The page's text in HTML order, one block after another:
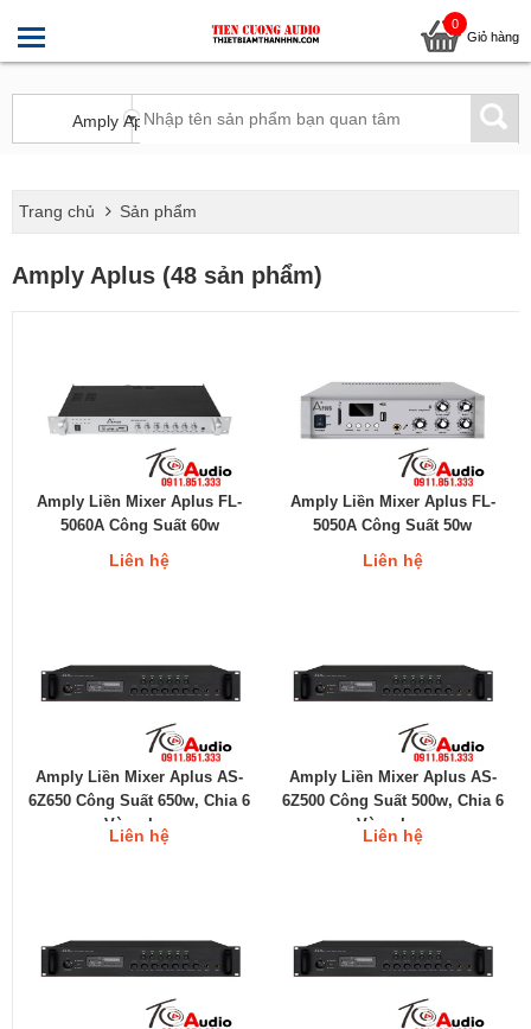
0
Giỏ hàng
Trang chủ Sản phẩm
Amply Aplus (48 sản phẩm)
Amply Liền Mixer Aplus FL-
5060A Công Suất 60w
Liên hệ
Amply Liền Mixer Aplus FL-
5050A Công Suất 50w
Liên hệ
Amply Liền Mixer Aplus AS-
6Z650 Công Suất 650w, Chia 6
Vùng Loa
Liên hệ
Amply Liền Mixer Aplus AS-
6Z500 Công Suất 500w, Chia 6
Vùng Loa
Liên hệ